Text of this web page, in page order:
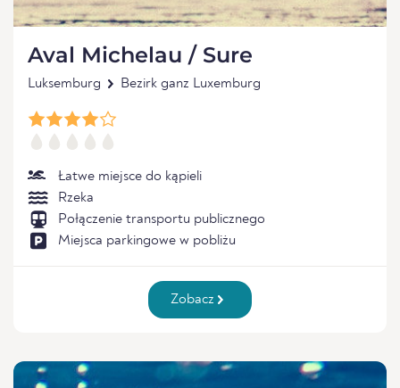
Aval Michelau / Sure
Luksemburg Bezirk ganz Luxemburg
Łatwe miejsce do kąpieli
Rzeka
Połączenie transportu publicznego
Miejsca parkingowe w pobliżu
Zobacz